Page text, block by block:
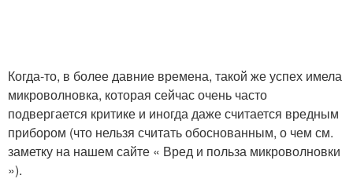
Когда-то, в более давние времена, такой же успех имела
микроволновка, которая сейчас очень часто
подвергается критике и иногда даже считается вредным
прибором (что нельзя считать обоснованным, о чем см.
заметку на нашем сайте « Вред и польза микроволновки
»).